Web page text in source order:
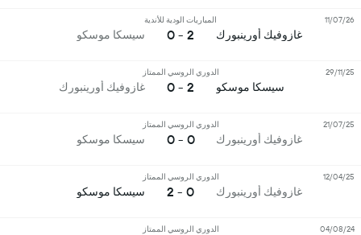
غازوفيك أورينبورك
المباريات الودية للأندية
2 - 0 سيسكا موسكو
11/07/26
سيسكا موسكو
الدوري الروسي الممتاز
2 - 0 غازوفيك أورينبورك
29/11/25
غازوفيك أورينبورك
الدوري الروسي الممتاز
0 - 0 سيسكا موسكو
21/07/25
غازوفيك أورينبورك
الدوري الروسي الممتاز
0 - 2 سيسكا موسكو
12/04/25
الدوري الروسي الممتاز 04/08/24